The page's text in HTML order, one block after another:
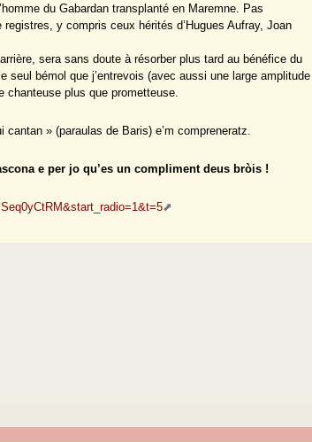
du Gabardan transplanté en Maremne. Pas
y compris ceux hérités d’Hugues Aufray, Joan
sera sans doute à résorber plus tard au bénéfice du
seul bémol que j’entrevois (avec aussi une large amplitude
chanteuse plus que prometteuse.
» (paraulas de Baris) e’m compreneratz.
e per jo qu’es un compliment deus bròis !